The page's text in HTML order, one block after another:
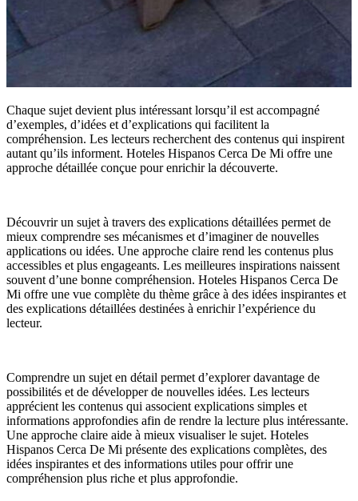
Chaque sujet devient plus intéressant lorsqu’il est accompagné
d’exemples, d’idées et d’explications qui facilitent la
compréhension. Les lecteurs recherchent des contenus qui inspirent
autant qu’ils informent. Hoteles Hispanos Cerca De Mi offre une
approche détaillée conçue pour enrichir la découverte.
Découvrir un sujet à travers des explications détaillées permet de
mieux comprendre ses mécanismes et d’imaginer de nouvelles
applications ou idées. Une approche claire rend les contenus plus
accessibles et plus engageants. Les meilleures inspirations naissent
souvent d’une bonne compréhension. Hoteles Hispanos Cerca De
Mi offre une vue complète du thème grâce à des idées inspirantes et
des explications détaillées destinées à enrichir l’expérience du
lecteur.
Comprendre un sujet en détail permet d’explorer davantage de
possibilités et de développer de nouvelles idées. Les lecteurs
apprécient les contenus qui associent explications simples et
informations approfondies afin de rendre la lecture plus intéressante.
Une approche claire aide à mieux visualiser le sujet. Hoteles
Hispanos Cerca De Mi présente des explications complètes, des
idées inspirantes et des informations utiles pour offrir une
compréhension plus riche et plus approfondie.